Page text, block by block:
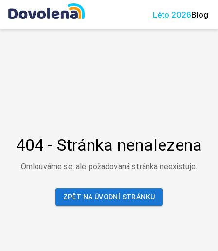
Léto 2026Blog
404 - Stránka nenalezena
Omlouváme se, ale požadovaná stránka neexistuje.
ZPĚT NA ÚVODNÍ STRÁNKU